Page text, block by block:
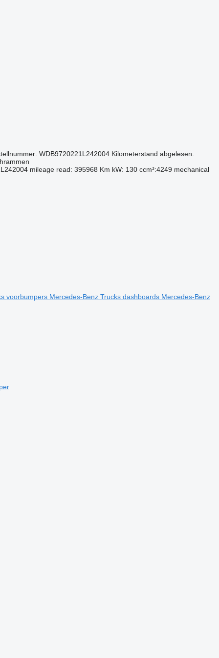
WDB9720221L242004 Kilometerstand abgelesen:
mileage read: 395968 Km kW: 130 ccm³:4249 mechanical
voorbumpers Mercedes-Benz Trucks dashboards Mercedes-Benz